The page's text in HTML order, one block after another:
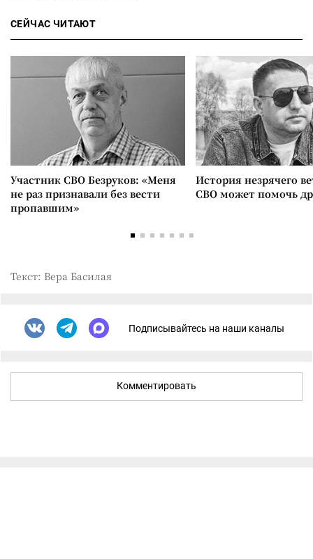
СЕЙЧАС ЧИТАЮТ
Участник СВО Безруков: «Меня
не раз признавали без вести
пропавшим»
История незрячего
СВО может помочь
Текст: Вера Басилая
Подписывайтесь на наши каналы
Комментировать